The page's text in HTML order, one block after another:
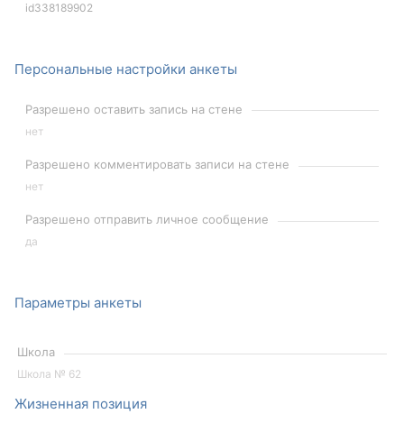
id338189902
Персональные настройки анкеты
Разрешено оставить запись на стене
нет
Разрешено комментировать записи на стене
нет
Разрешено отправить личное сообщение
да
Параметры анкеты
Школа
Школа № 62
Жизненная позиция